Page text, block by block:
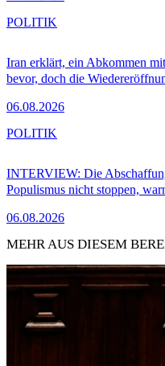
Iran erklärt, ein Abkommen
bevor, doch die
06.08.2026
POLITIK
INTERVIEW: Die
Populismus nicht stoppen,
06.08.2026
POLITIK
MEHR AUS DIESEM